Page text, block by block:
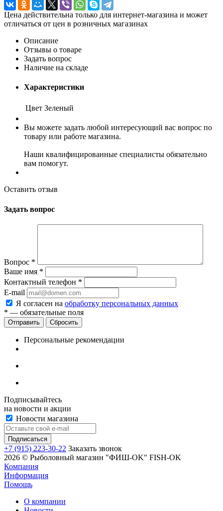
Цена действительна только для интернет-магазина и может
отличаться от цен в розничных магазинах
Описание
Отзывы о товаре
Задать вопрос
Наличие на складе
Характеристики
Цвет Зеленый
Вы можете задать любой интересующий вас вопрос по
товару или работе магазина.
Наши квалифицированные специалисты обязательно
вам помогут.
Оставить отзыв
Задать вопрос
Вопрос *
Ваше имя *
Контактный телефон *
E-mail
Я согласен на обработку персональных данных
* — обязательные поля
Сбросить
Персональные рекомендации
Подписывайтесь
на новости и акции
Новости магазина
+7 (915) 223-30-22 Заказать звонок
2026 © Рыболовный магазин "ФИШ-OK" FISH-OK
Компания
Информация
Помощь
О компании